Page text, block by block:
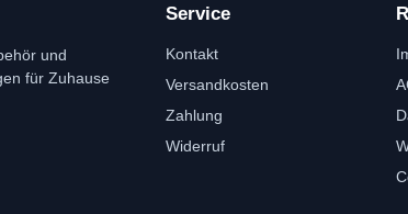
und
für Zuhause
Service
Kontakt
Versandkosten
Zahlung
Widerruf